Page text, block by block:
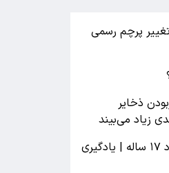
پرچم رسمی
ذخایر
زیاد می‌بیند
رسوایی جنسی معلم زن با شاگرد ۱۷ ساله | یادگیری